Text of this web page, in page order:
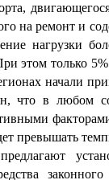
на ремонт и
нагрузки
этом только
начали
что в любом
превышать